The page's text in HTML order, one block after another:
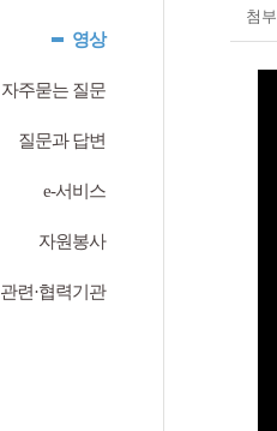
영상
자주묻는 질문
질문과 답변
e-서비스
자원봉사
관련·협력기관
첨